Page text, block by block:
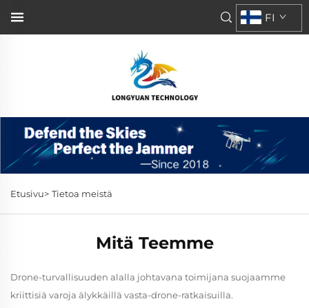
FI
Etusivu> Tietoa meistä
Mitä Teemme
Drone-turvallisuuden alalla johtavana toimijana suojaamme
kriittisiä varoja älykkäillä vasta-drone-ratkaisuilla.